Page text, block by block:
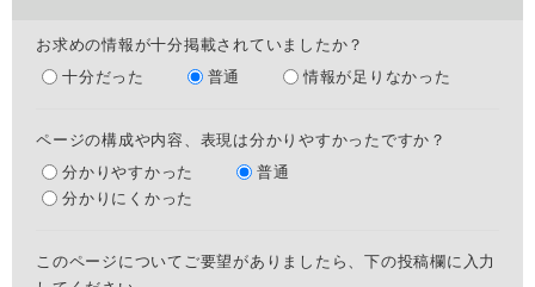
お求めの情報が十分掲載されていましたか？
十分だった
普通 情報が足りなかった
ページの構成や内容、表現は分かりやすかったですか？
分かりやすかった
普通
分かりにくかった
このページについてご要望がありましたら、下の投稿欄に入力